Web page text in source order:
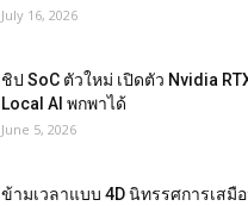
July 16, 2026
ชิป SoC ตัวใหม่ เปิดตัว Nvidia
Local AI พกพาได้
June 5, 2026
ข้ามเวลาแบบ 4D นิทรรศการเสมื